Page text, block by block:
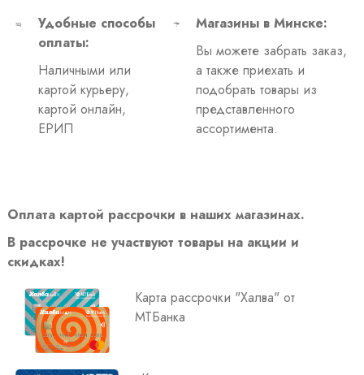
Удобные способы
оплаты:
Наличными или
картой курьеру,
картой онлайн,
ЕРИП
Магазины в Минске:
Вы можете забрать заказ,
а также приехать и
подобрать товары из
представленного
ассортимента.
Оплата картой рассрочки в наших магазинах.
В рассрочке не участвуют товары на акции и
скидках!
Карта рассрочки "Халва" от
МТБанка